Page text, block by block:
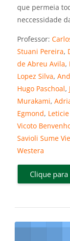
que permeia
neccessidade
Professor:
Stuani Pereira,
de Abreu Avila,
Lopez Silva,
Hugo Paschoal,
Murakami,
Egmond,
Vicoto
Savioli Sume
Westera
Clique